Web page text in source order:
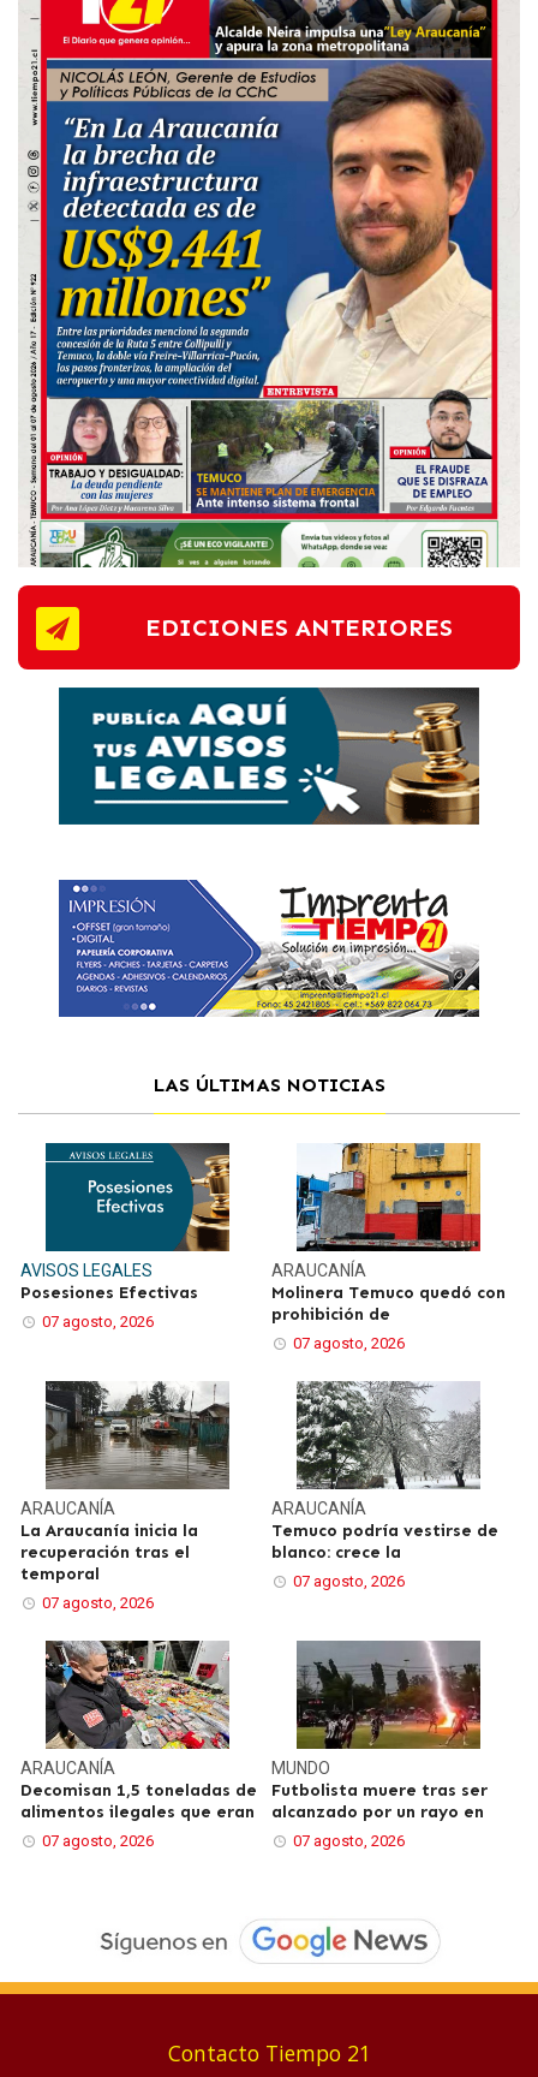
EDICIONES ANTERIORES
LAS ÚLTIMAS NOTICIAS
AVISOS LEGALES
Posesiones Efectivas
07 agosto, 2026
ARAUCANÍA
Molinera Temuco quedó con
prohibición de
07 agosto, 2026
ARAUCANÍA
La Araucanía inicia la
recuperación tras el
temporal
07 agosto, 2026
ARAUCANÍA
Temuco podría vestirse de
blanco: crece la
07 agosto, 2026
ARAUCANÍA
Decomisan 1,5 toneladas de
alimentos ilegales que eran
07 agosto, 2026
MUNDO
Futbolista muere tras ser
alcanzado por un rayo en
07 agosto, 2026
Contacto Tiempo 21